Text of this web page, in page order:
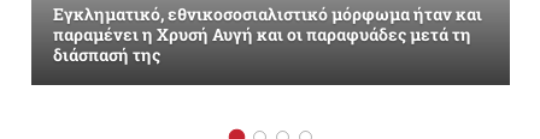
Εγκληματικό, εθνικοσοσιαλιστικό μόρφωμα ήταν και
παραμένει η Χρυσή Αυγή και οι παραφυάδες μετά τη
διάσπασή της